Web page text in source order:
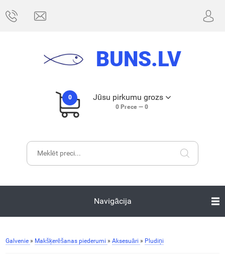
BUNS.LV
0 Jūsu pirkumu grozs
0Prece — 0
Navigācija
Galvenie » Makšķerēšanas piederumi » Aksesuāri » Pludiņi